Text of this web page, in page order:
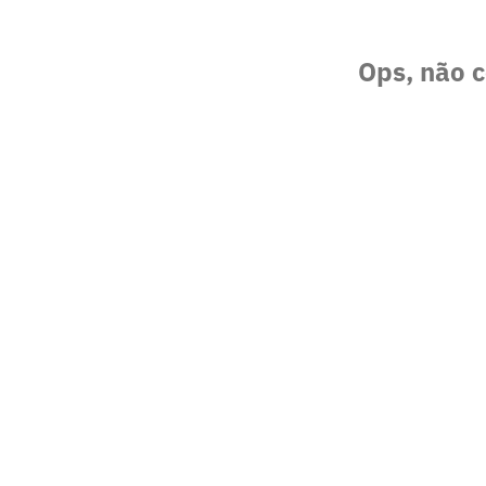
Ops, não